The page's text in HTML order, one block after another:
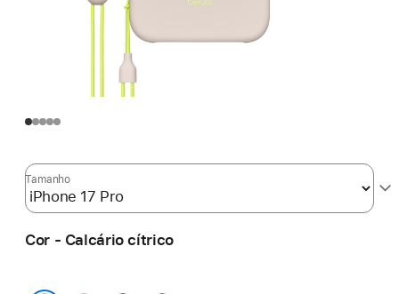
Tamanho
Cor - Calcário cítrico